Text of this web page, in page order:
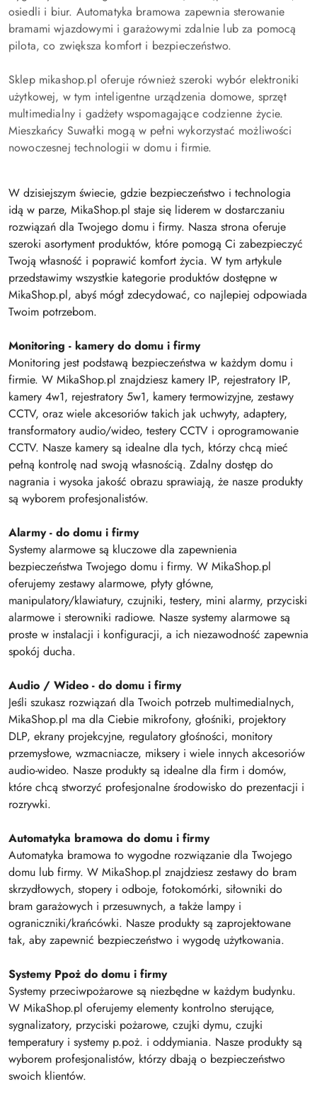
osiedli i biur. Automatyka bramowa zapewnia sterowanie
bramami wjazdowymi i garażowymi zdalnie lub za pomocą
pilota, co zwiększa komfort i bezpieczeństwo.
Sklep mikashop.pl oferuje również szeroki wybór elektroniki
użytkowej, w tym inteligentne urządzenia domowe, sprzęt
multimedialny i gadżety wspomagające codzienne życie.
Mieszkańcy Suwałki mogą w pełni wykorzystać możliwości
nowoczesnej technologii w domu i firmie.
W dzisiejszym świecie, gdzie bezpieczeństwo i technologia
idą w parze, MikaShop.pl staje się liderem w dostarczaniu
rozwiązań dla Twojego domu i firmy. Nasza strona oferuje
szeroki asortyment produktów, które pomogą Ci zabezpieczyć
Twoją własność i poprawić komfort życia. W tym artykule
przedstawimy wszystkie kategorie produktów dostępne w
MikaShop.pl, abyś mógł zdecydować, co najlepiej odpowiada
Twoim potrzebom.
Monitoring - kamery do domu i firmy
Monitoring jest podstawą bezpieczeństwa w każdym domu i
firmie. W MikaShop.pl znajdziesz kamery IP, rejestratory IP,
kamery 4w1, rejestratory 5w1, kamery termowizyjne, zestawy
CCTV, oraz wiele akcesoriów takich jak uchwyty, adaptery,
transformatory audio/wideo, testery CCTV i oprogramowanie
CCTV. Nasze kamery są idealne dla tych, którzy chcą mieć
pełną kontrolę nad swoją własnością. Zdalny dostęp do
nagrania i wysoka jakość obrazu sprawiają, że nasze produkty
są wyborem profesjonalistów.
Alarmy - do domu i firmy
Systemy alarmowe są kluczowe dla zapewnienia
bezpieczeństwa Twojego domu i firmy. W MikaShop.pl
oferujemy zestawy alarmowe, płyty główne,
manipulatory/klawiatury, czujniki, testery, mini alarmy, przyciski
alarmowe i sterowniki radiowe. Nasze systemy alarmowe są
proste w instalacji i konfiguracji, a ich niezawodność zapewnia
spokój ducha.
Audio / Wideo - do domu i firmy
Jeśli szukasz rozwiązań dla Twoich potrzeb multimedialnych,
MikaShop.pl ma dla Ciebie mikrofony, głośniki, projektory
DLP, ekrany projekcyjne, regulatory głośności, monitory
przemysłowe, wzmacniacze, miksery i wiele innych akcesoriów
audio-wideo. Nasze produkty są idealne dla firm i domów,
które chcą stworzyć profesjonalne środowisko do prezentacji i
rozrywki.
Automatyka bramowa do domu i firmy
Automatyka bramowa to wygodne rozwiązanie dla Twojego
domu lub firmy. W MikaShop.pl znajdziesz zestawy do bram
skrzydłowych, stopery i odboje, fotokomórki, siłowniki do
bram garażowych i przesuwnych, a także lampy i
ograniczniki/krańcówki. Nasze produkty są zaprojektowane
tak, aby zapewnić bezpieczeństwo i wygodę użytkowania.
Systemy Ppoż do domu i firmy
Systemy przeciwpożarowe są niezbędne w każdym budynku.
W MikaShop.pl oferujemy elementy kontrolno sterujące,
sygnalizatory, przyciski pożarowe, czujki dymu, czujki
temperatury i systemy p.poż. i oddymiania. Nasze produkty są
wyborem profesjonalistów, którzy dbają o bezpieczeństwo
swoich klientów.